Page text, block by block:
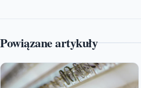
Powiązane artykuły